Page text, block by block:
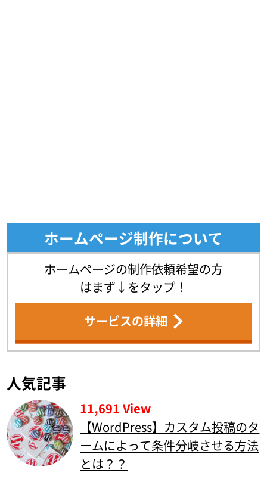
ホームページ制作について
ホームページの制作依頼希望の方
はまず↓をタップ！
サービスの詳細
人気記事
11,691 View
【WordPress】カスタム投稿のタ
ームによって条件分岐させる方法
とは？？